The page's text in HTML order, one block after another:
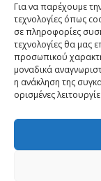
Για να παρέχουμε
τεχνολογίες όπως
σε πληροφορίες
τεχνολογίες θα μας
προσωπικού
μοναδικά
η ανάκληση της
ορισμένες